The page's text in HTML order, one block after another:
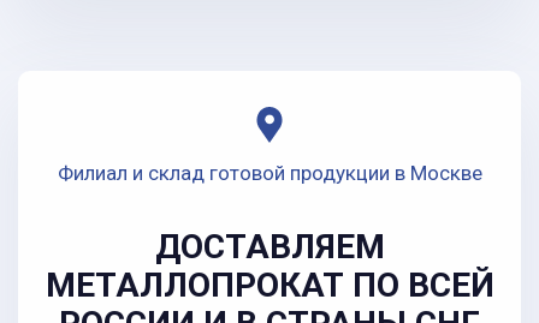
Филиал и склад готовой продукции в Москве
ДОСТАВЛЯЕМ
МЕТАЛЛОПРОКАТ ПО ВСЕЙ